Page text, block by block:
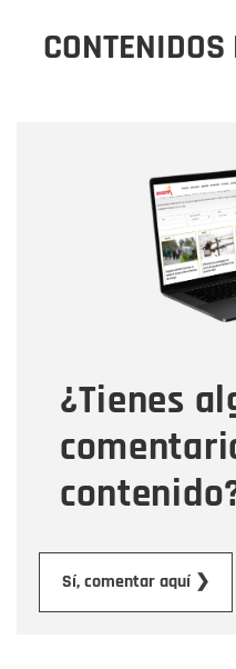
¿Tienes
Sí, comentar aquí ❯
Correo electrónico
Tipo de comentario
Mensaje